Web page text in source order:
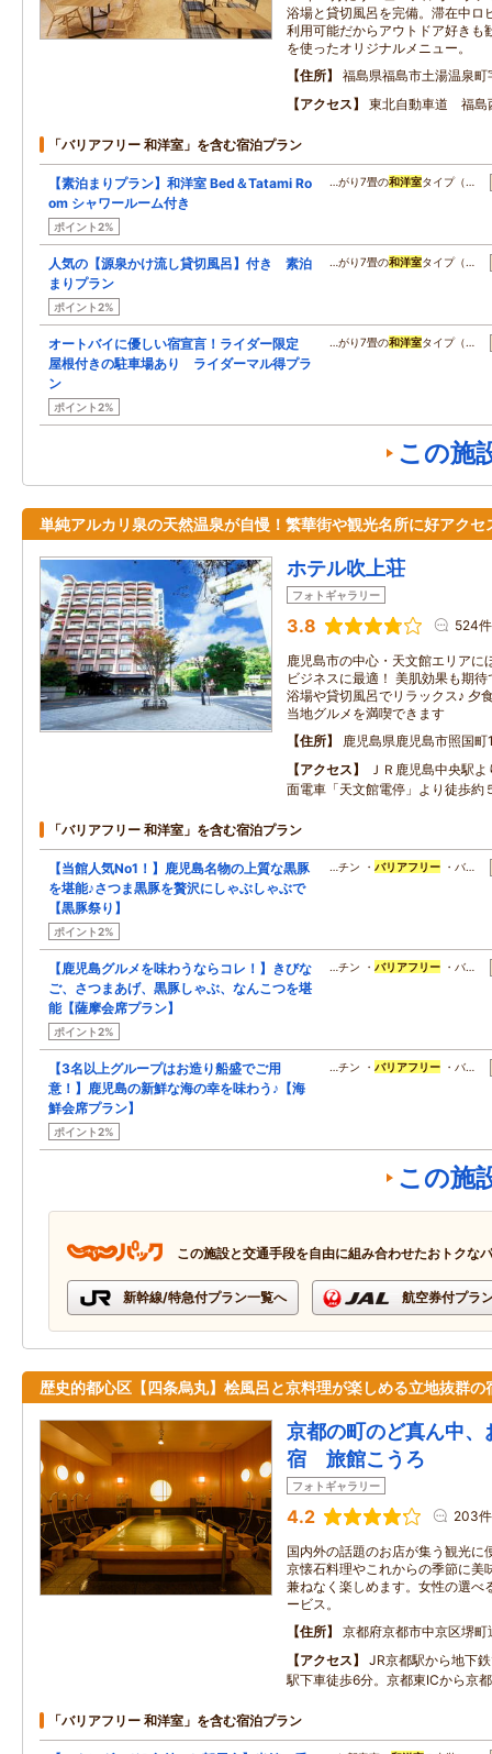
浴場と貸切風呂を完備。滞在中ロ
利用可能だからアウトドア好きも
を使ったオリジナルメニュー。
住所
福島県福島市土湯温泉町
アクセス
東北自動車道 福島
「バリアフリー 和洋室」を含む宿泊プラン
【素泊まりプラン】和洋室 Bed＆Tatami Ro
om シャワールーム付き
ポイント2%
…がり7畳の和洋室タイプ（…
人気の【源泉かけ流し貸切風呂】付き 素泊
まりプラン
ポイント2%
…がり7畳の和洋室タイプ（…
オートバイに優しい宿宣言！ライダー限定
屋根付きの駐車場あり ライダーマル得プラ
ン
ポイント2%
…がり7畳の和洋室タイプ（…
この施
単純アルカリ泉の天然温泉が自慢！繁華街や観光名所に好アク
ホテル吹上荘
フォトギャラリー
3.8 524件
鹿児島市の中心・天文館エリアに
ビジネスに最適！ 美肌効果も期
浴場や貸切風呂でリラックス♪ 夕
当地グルメを満喫できます
住所
鹿児島県鹿児島市照国
アクセス
ＪＲ鹿児島中央駅
面電車「天文館電停」より徒歩約
「バリアフリー 和洋室」を含む宿泊プラン
【当館人気No1！】鹿児島名物の上質な黒豚
を堪能♪さつま黒豚を贅沢にしゃぶしゃぶで
【黒豚祭り】
ポイント2%
…チン ・ バリアフリー ・バ…
【鹿児島グルメを味わうならコレ！】きびな
ご、さつまあげ、黒豚しゃぶ、なんこつを堪
能【薩摩会席プラン】
ポイント2%
…チン ・ バリアフリー ・バ…
【3名以上グループはお造り船盛でご用
意！】鹿児島の新鮮な海の幸を味わう♪【海
鮮会席プラン】
ポイント2%
…チン ・ バリアフリー ・バ…
この施
この施設と交通手段を自由に組み合わせたおトクな
新幹線/特急付プラン一覧へ 航空券付プラ
歴史的都心区【四条烏丸】桧風呂と京料理が楽しめる立地抜群の
京都の町のど真ん中、
宿 旅館こうろ
フォトギャラリー
4.2 203件
国内外の話題のお店が集う観光に
京懐石料理やこれからの季節に美
兼ねなく楽しめます。女性の選べ
ービス。
住所
京都府京都市中京区堺町
アクセス
JR京都駅から地下
駅下車徒歩6分。京都東ICから京
「バリアフリー 和洋室」を含む宿泊プラン